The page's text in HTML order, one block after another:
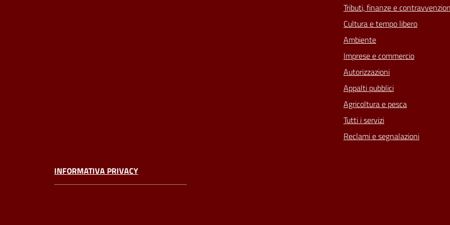
Tributi, finanze e
Cultura e tempo libero
Ambiente
Imprese e commercio
Autorizzazioni
Appalti pubblici
Agricoltura e pesca
Tutti i servizi
Reclami e segnalazioni
INFORMATIVA PRIVACY